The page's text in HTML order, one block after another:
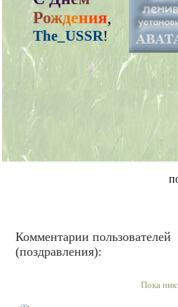
Рождения,
The_USSR!
Комментарии пользователей
(поздравления):
Пока